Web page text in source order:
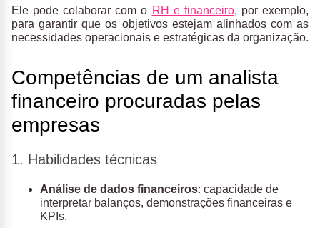
Ele pode colaborar com o RH e financeiro, por exemplo,
para garantir que os objetivos estejam alinhados com as
necessidades operacionais e estratégicas da organização.
Competências de um analista
financeiro procuradas pelas
empresas
1. Habilidades técnicas
Análise de dados financeiros: capacidade de
interpretar balanços, demonstrações financeiras e
KPIs.